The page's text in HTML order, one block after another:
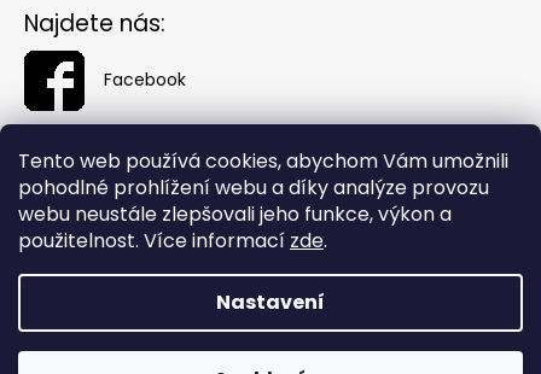
Tento web používá cookies, abychom Vám umožnili
pohodlné prohlížení webu a díky analýze provozu
webu neustále zlepšovali jeho funkce, výkon a
použitelnost. Více informací zde.
Nastavení
Najdete nás:
Facebook